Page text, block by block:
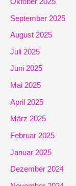
September 2025
August 2025
Juli 2025
Juni 2025
Mai 2025
April 2025
März 2025
Februar 2025
Januar 2025
Dezember 2024